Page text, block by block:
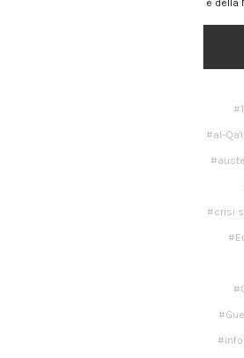
e della
al-
crisi